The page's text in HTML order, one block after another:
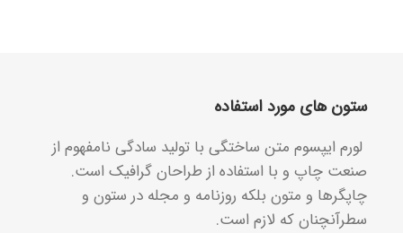
ستون های مورد استفاده
لورم ایپسوم متن ساختگی با تولید سادگی نامفهوم از
صنعت چاپ و با استفاده از طراحان گرافیک است.
چاپگرها و متون بلکه روزنامه و مجله در ستون و
سطرآنچنان که لازم است.